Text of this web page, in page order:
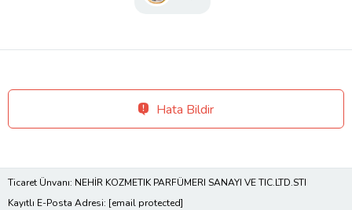
Hata Bildir
Ticaret Ünvanı: NEHİR KOZMETIK PARFÜMERI SANAYI VE TIC.LTD.STI
Kayıtlı E-Posta Adresi: [email protected]